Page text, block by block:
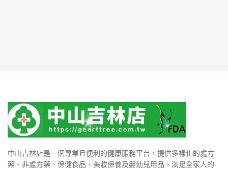
中山吉林店是一個專業且便利的健康服務平台，提供多樣化的處方
藥、非處方藥、保健食品、美妝保養及嬰幼兒用品，滿足全家人的